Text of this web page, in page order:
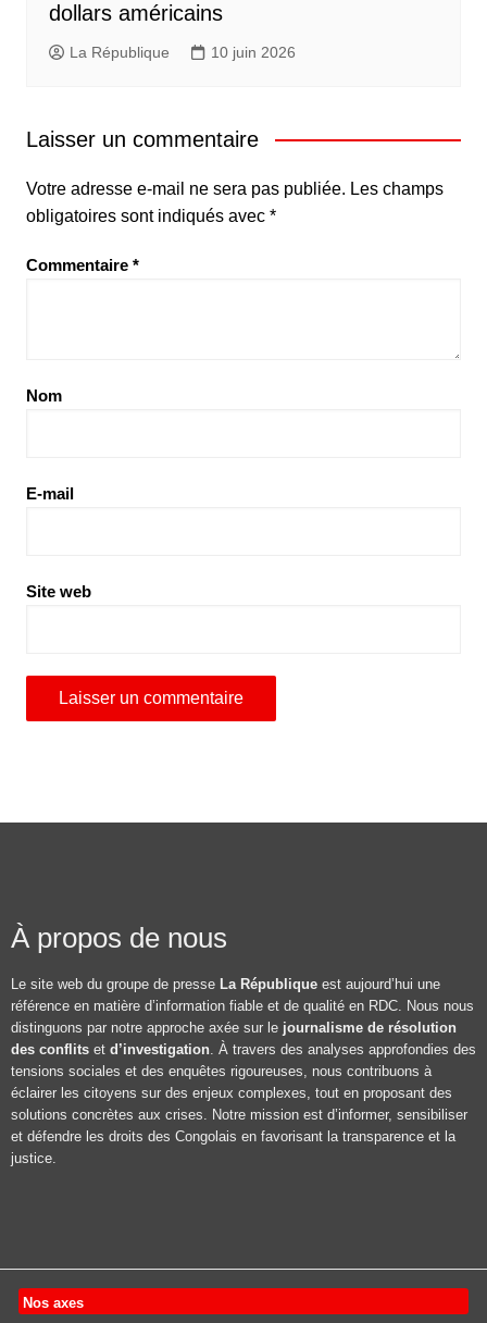
dollars américains
La République 10 juin 2026
Laisser un commentaire
Votre adresse e-mail ne sera pas publiée. Les champs
obligatoires sont indiqués avec *
Commentaire *
Nom
E-mail
Site web
À propos de nous
Le site web du groupe de presse La République est aujourd’hui une
référence en matière d’information fiable et de qualité en RDC. Nous nous
distinguons par notre approche axée sur le journalisme de résolution
des conflits et d’investigation. À travers des analyses approfondies des
tensions sociales et des enquêtes rigoureuses, nous contribuons à
éclairer les citoyens sur des enjeux complexes, tout en proposant des
solutions concrètes aux crises. Notre mission est d’informer, sensibiliser
et défendre les droits des Congolais en favorisant la transparence et la
justice.
Nos axes